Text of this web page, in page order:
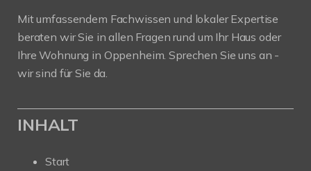
Mit umfassendem Fachwissen und lokaler Expertise
beraten wir Sie in allen Fragen rund um Ihr Haus oder
Ihre Wohnung in Oppenheim. Sprechen Sie uns an -
wir sind für Sie da.
INHALT
Start